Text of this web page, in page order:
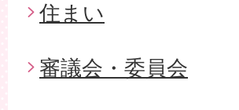
住まい
審議会・委員会